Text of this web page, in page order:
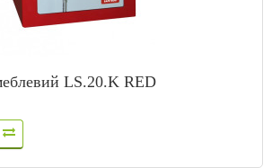
LS.20.K RED